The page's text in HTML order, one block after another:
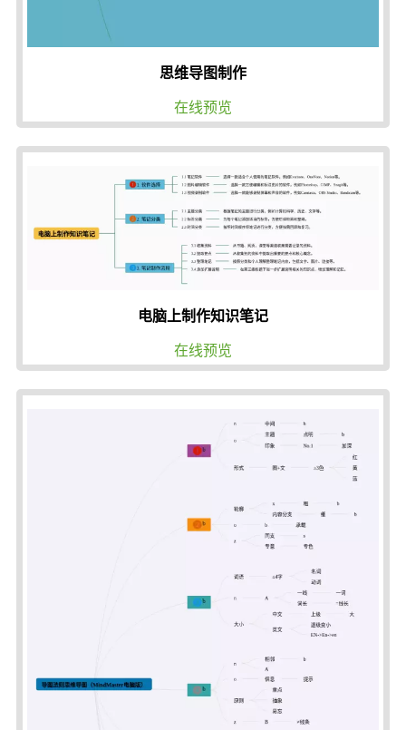
思维导图制作
在线预览
电脑上制作知识笔记
在线预览